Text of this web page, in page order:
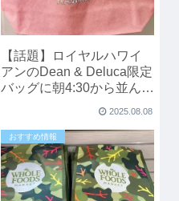
【話題】ロイヤルハワイ
アンのDean & Deluca限定
バッグに朝4:30から並んで
2025.08.08
おすすめ情報